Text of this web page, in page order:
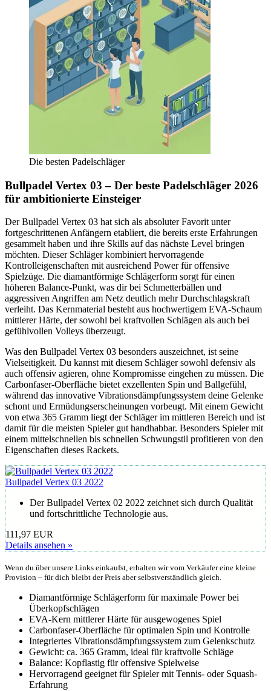
Die besten Padelschläger
Bullpadel Vertex 03 – Der beste Padelschläger 2026
für ambitionierte Einsteiger
Der Bullpadel Vertex 03 hat sich als absoluter Favorit unter
fortgeschrittenen Anfängern etabliert, die bereits erste Erfahrungen
gesammelt haben und ihre Skills auf das nächste Level bringen
möchten. Dieser Schläger kombiniert hervorragende
Kontrolleigenschaften mit ausreichend Power für offensive
Spielzüge. Die diamantförmige Schlägerform sorgt für einen
höheren Balance-Punkt, was dir bei Schmetterbällen und
aggressiven Angriffen am Netz deutlich mehr Durchschlagskraft
verleiht. Das Kernmaterial besteht aus hochwertigem EVA-Schaum
mittlerer Härte, der sowohl bei kraftvollen Schlägen als auch bei
gefühlvollen Volleys überzeugt.
Was den Bullpadel Vertex 03 besonders auszeichnet, ist seine
Vielseitigkeit. Du kannst mit diesem Schläger sowohl defensiv als
auch offensiv agieren, ohne Kompromisse eingehen zu müssen. Die
Carbonfaser-Oberfläche bietet exzellenten Spin und Ballgefühl,
während das innovative Vibrationsdämpfungssystem deine Gelenke
schont und Ermüdungserscheinungen vorbeugt. Mit einem Gewicht
von etwa 365 Gramm liegt der Schläger im mittleren Bereich und ist
damit für die meisten Spieler gut handhabbar. Besonders Spieler mit
einem mittelschnellen bis schnellen Schwungstil profitieren von den
Eigenschaften dieses Rackets.
Bullpadel Vertex 03 2022
Der Bullpadel Vertex 02 2022 zeichnet sich durch Qualität
und fortschrittliche Technologie aus.
111,97 EUR
Details ansehen »
Wenn du über unsere Links einkaufst, erhalten wir vom Verkäufer eine kleine
Provision – für dich bleibt der Preis aber selbstverständlich gleich.
Diamantförmige Schlägerform für maximale Power bei
Überkopfschlägen
EVA-Kern mittlerer Härte für ausgewogenes Spiel
Carbonfaser-Oberfläche für optimalen Spin und Kontrolle
Integriertes Vibrationsdämpfungssystem zum Gelenkschutz
Gewicht: ca. 365 Gramm, ideal für kraftvolle Schläge
Balance: Kopflastig für offensive Spielweise
Hervorragend geeignet für Spieler mit Tennis- oder Squash-
Erfahrung